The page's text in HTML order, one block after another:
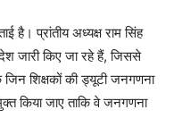
है। प्रांतीय अध्यक्ष राम सिंह
जारी किए जा रहे हैं, जिससे
जिन शिक्षकों की ड्यूटी जनगणना
किया जाए ताकि वे जनगणना